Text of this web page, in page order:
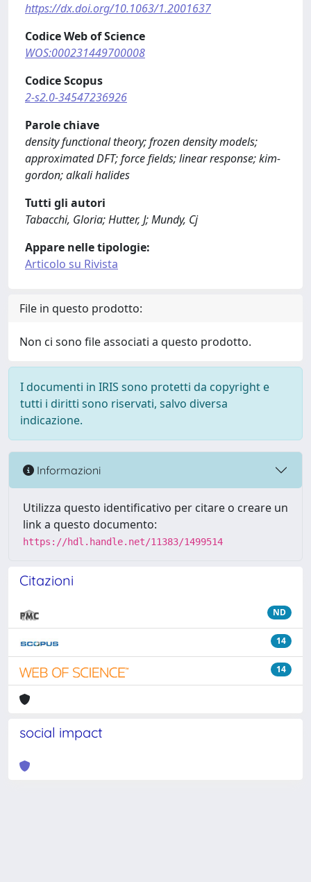
https://dx.doi.org/10.1063/1.2001637
Codice Web of Science
WOS:000231449700008
Codice Scopus
2-s2.0-34547236926
Parole chiave
density functional theory; frozen density models;
approximated DFT; force fields; linear response; kim-
gordon; alkali halides
Tutti gli autori
Tabacchi, Gloria; Hutter, J; Mundy, Cj
Appare nelle tipologie:
Articolo su Rivista
File in questo prodotto:
Non ci sono file associati a questo prodotto.
I documenti in IRIS sono protetti da copyright e
tutti i diritti sono riservati, salvo diversa
indicazione.
Informazioni
Utilizza questo identificativo per citare o creare un
link a questo documento:
https://hdl.handle.net/11383/1499514
Citazioni
ND
14
14
social impact